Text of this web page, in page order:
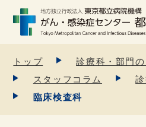
トップ
診療科・部門
スタッフコラム
臨床検査科